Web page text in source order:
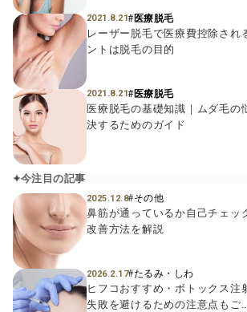
2021.8.21#医療脱毛
医療脱毛の基礎知識｜ムダ毛の
決するためのガイド
2021.8.21#医療脱毛
レーザー脱毛で医療費控除され
ントは脱毛の目的
今注目の記事
2025.12.8#その他
鼻筋が通っているか自己チェッ
改善方法を解説
2026.2.17#たるみ・しわ
ヒフコおすすめ・ボトックス注
失敗を避けるための注意点もご